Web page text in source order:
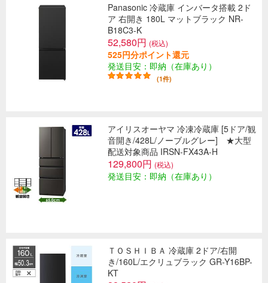
Panasonic 冷蔵庫 インバータ搭載 2ド
ア 右開き 180L マットブラック NR-
B18C3-K
52,580円 (税込)
525円分ポイント還元
発送目安：即納（在庫あり）
(1件)
アイリスオーヤマ 冷凍冷蔵庫 [5ドア/観
音開き/428L/ノーブルグレー] ★大型
配送対象商品 IRSN-FX43A-H
129,800円 (税込)
発送目安：即納（在庫あり）
ＴＯＳＨＩＢＡ 冷蔵庫 2ドア/右開
き/160L/エクリュブラック GR-Y16BP-
KT